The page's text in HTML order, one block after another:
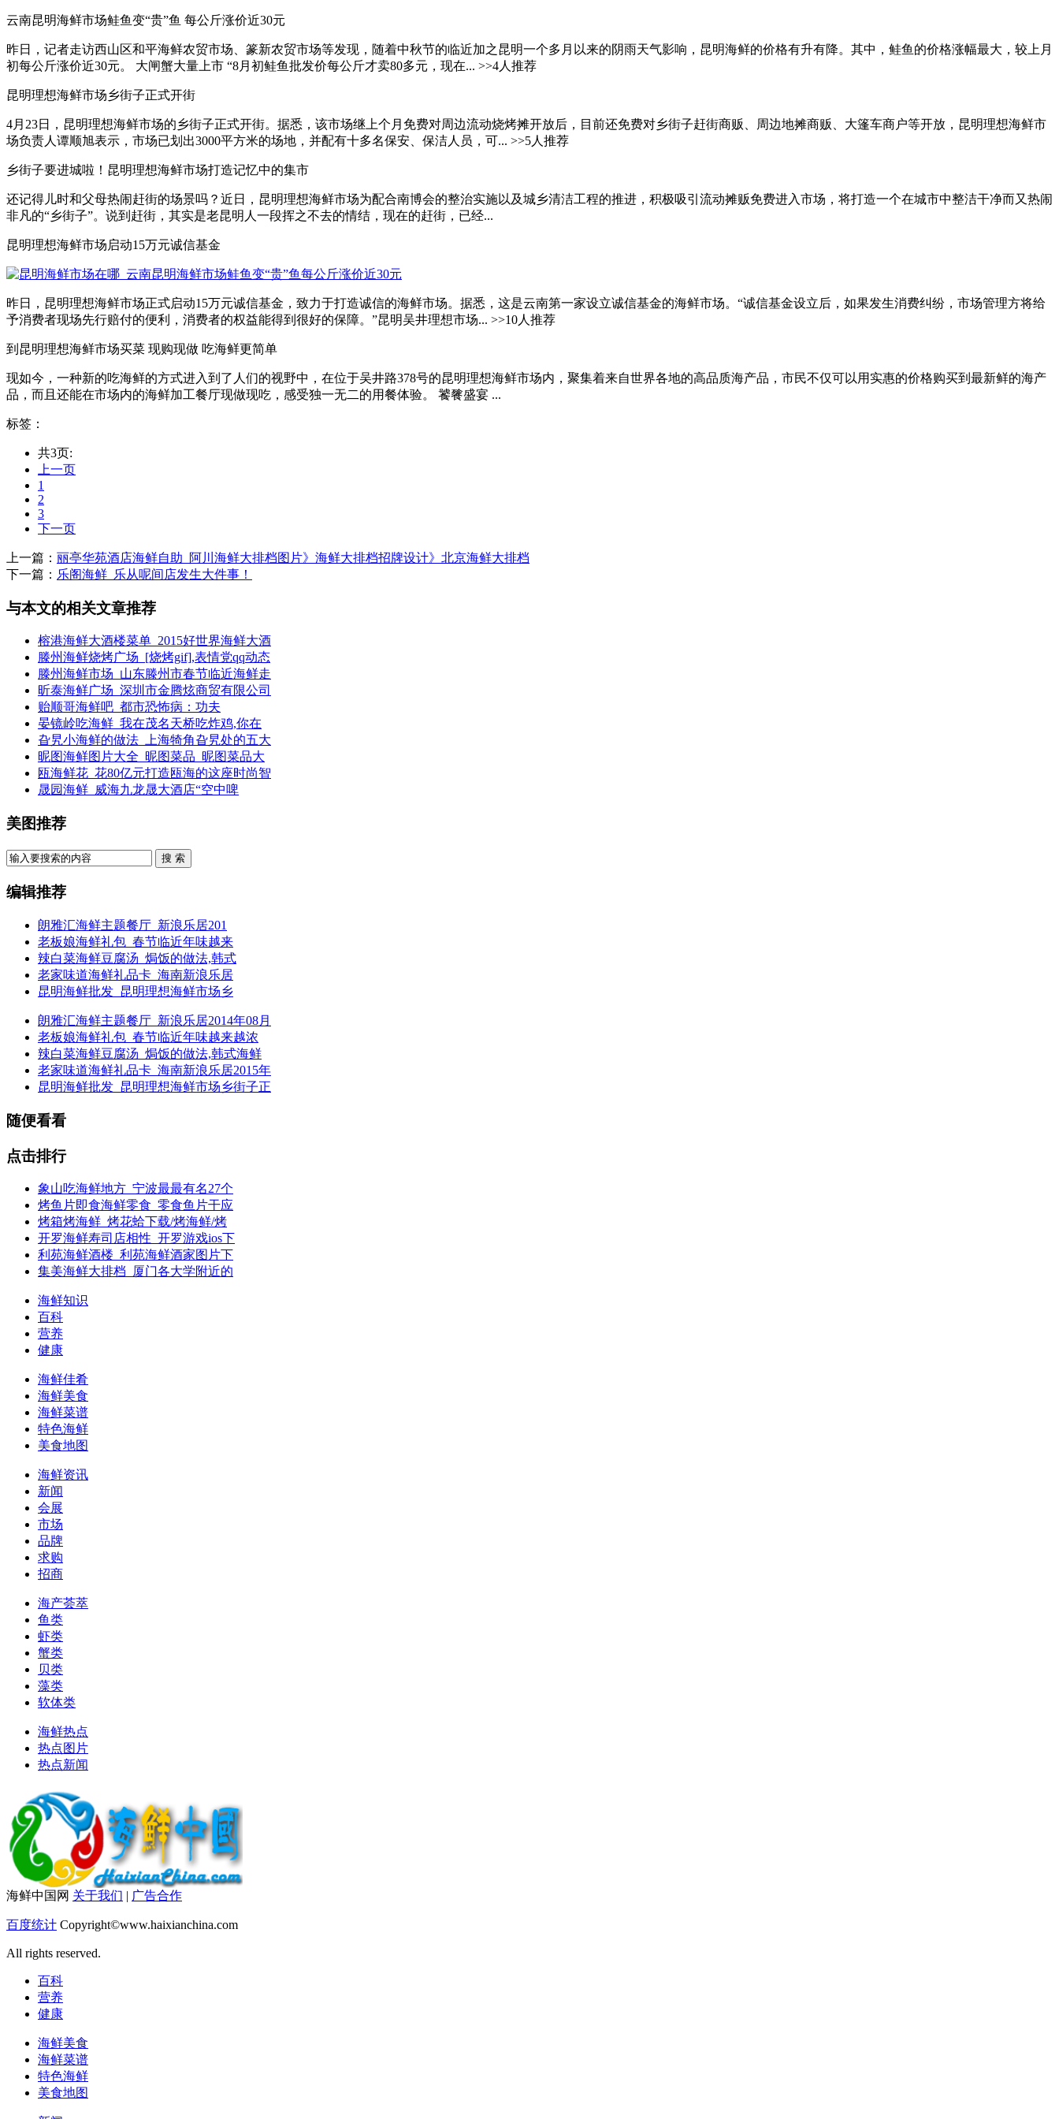
云南昆明海鲜市场鲑鱼变“贵”鱼 每公斤涨价近30元
昨日，记者走访西山区和平海鲜农贸市场、篆新农贸市场等发现，随着中秋节的临近加之昆明一个多月以来的阴雨天气影响，昆明海鲜的价格有升有降。其中，鲑鱼的价格涨幅最大，较上月
初每公斤涨价近30元。 大闸蟹大量上市 “8月初鲑鱼批发价每公斤才卖80多元，现在... >>4人推荐
昆明理想海鲜市场乡街子正式开街
4月23日，昆明理想海鲜市场的乡街子正式开街。据悉，该市场继上个月免费对周边流动烧烤摊开放后，目前还免费对乡街子赶街商贩、周边地摊商贩、大篷车商户等开放，昆明理想海鲜市
场负责人谭顺旭表示，市场已划出3000平方米的场地，并配有十多名保安、保洁人员，可... >>5人推荐
乡街子要进城啦！昆明理想海鲜市场打造记忆中的集市
还记得儿时和父母热闹赶街的场景吗？近日，昆明理想海鲜市场为配合南博会的整治实施以及城乡清洁工程的推进，积极吸引流动摊贩免费进入市场，将打造一个在城市中整洁干净而又热闹
非凡的“乡街子”。说到赶街，其实是老昆明人一段挥之不去的情结，现在的赶街，已经...
昆明理想海鲜市场启动15万元诚信基金
昨日，昆明理想海鲜市场正式启动15万元诚信基金，致力于打造诚信的海鲜市场。据悉，这是云南第一家设立诚信基金的海鲜市场。“诚信基金设立后，如果发生消费纠纷，市场管理方将给
予消费者现场先行赔付的便利，消费者的权益能得到很好的保障。”昆明吴井理想市场... >>10人推荐
到昆明理想海鲜市场买菜 现购现做 吃海鲜更简单
现如今，一种新的吃海鲜的方式进入到了人们的视野中，在位于吴井路378号的昆明理想海鲜市场内，聚集着来自世界各地的高品质海产品，市民不仅可以用实惠的价格购买到最新鲜的海产
品，而且还能在市场内的海鲜加工餐厅现做现吃，感受独一无二的用餐体验。 饕餮盛宴 ...
标签：
共3页:
上一页
1
2
3
下一页
上一篇： 丽亭华苑酒店海鲜自助_阿川海鲜大排档图片》海鲜大排档招牌设计》北京海鲜大排档
下一篇： 乐阁海鲜_乐从呢间店发生大件事！
与本文的相关文章推荐
榕港海鲜大酒楼菜单_2015好世界海鲜大酒
滕州海鲜烧烤广场_[烧烤gif],表情党qq动态
滕州海鲜市场_山东滕州市春节临近海鲜走
昕泰海鲜广场_深圳市金腾炫商贸有限公司
贻顺哥海鲜吧_都市恐怖病：功夫
晏镜岭吃海鲜_我在茂名天桥吃炸鸡,你在
旮旯小海鲜的做法_上海犄角旮旯处的五大
昵图海鲜图片大全_昵图菜品_昵图菜品大
瓯海鲜花_花80亿元打造瓯海的这座时尚智
晟园海鲜_威海九龙晟大酒店“空中啤
美图推荐
搜 索
编辑推荐
朗雅汇海鲜主题餐厅_新浪乐居201
老板娘海鲜礼包_春节临近年味越来
辣白菜海鲜豆腐汤_焗饭的做法,韩式
老家味道海鲜礼品卡_海南新浪乐居
昆明海鲜批发_昆明理想海鲜市场乡
朗雅汇海鲜主题餐厅_新浪乐居2014年08月
老板娘海鲜礼包_春节临近年味越来越浓
辣白菜海鲜豆腐汤_焗饭的做法,韩式海鲜
老家味道海鲜礼品卡_海南新浪乐居2015年
昆明海鲜批发_昆明理想海鲜市场乡街子正
随便看看
点击排行
象山吃海鲜地方_宁波最最有名27个
烤鱼片即食海鲜零食_零食鱼片干应
烤箱烤海鲜_烤花蛤下载/烤海鲜/烤
开罗海鲜寿司店相性_开罗游戏ios下
利苑海鲜酒楼_利苑海鲜酒家图片下
集美海鲜大排档_厦门各大学附近的
海鲜知识
百科
营养
健康
海鲜佳肴
海鲜美食
海鲜菜谱
特色海鲜
美食地图
海鲜资讯
新闻
会展
市场
品牌
求购
招商
海产荟萃
鱼类
虾类
蟹类
贝类
藻类
软体类
海鲜热点
热点图片
热点新闻
海鲜中国网 关于我们 | 广告合作
百度统计 Copyright©www.haixianchina.com
All rights reserved.
百科
营养
健康
海鲜美食
海鲜菜谱
特色海鲜
美食地图